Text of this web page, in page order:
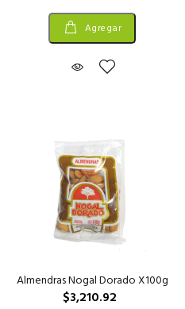
Agregar
Almendras Nogal Dorado X100g
$3,210.92